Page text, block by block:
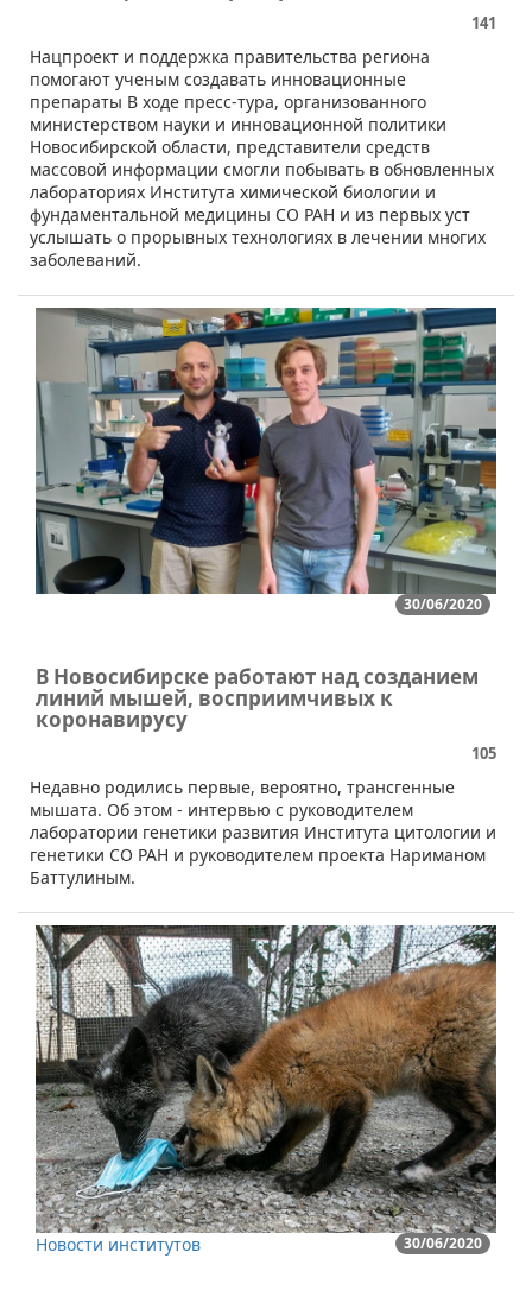
141
Нацпроект и поддержка правительства региона
помогают ученым создавать инновационные
препараты В ходе пресс-тура, организованного
министерством науки и инновационной политики
Новосибирской области, представители средств
массовой информации смогли побывать в обновленных
лабораториях Института химической биологии и
фундаментальной медицины СО РАН и из первых уст
услышать о прорывных технологиях в лечении многих
заболеваний.
30/06/2020
В Новосибирске работают над созданием
линий мышей, восприимчивых к
коронавирусу
105
Недавно родились первые, вероятно, трансгенные
мышата. Об этом - интервью с руководителем
лаборатории генетики развития Института цитологии и
генетики СО РАН и руководителем проекта Нариманом
Баттулиным.
30/06/2020
Новости институтов